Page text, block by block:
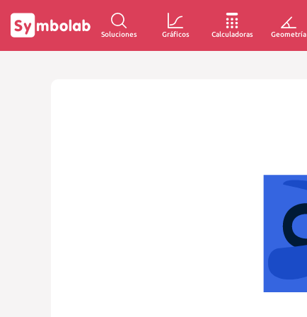
Soluciones Gráficos Calculadoras Geometría